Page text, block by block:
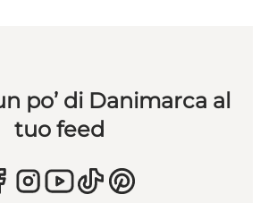
po’ di Danimarca al
tuo feed